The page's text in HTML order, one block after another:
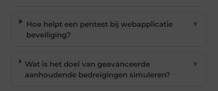
Hoe helpt een pentest bij webapplicatie
beveiliging?
▼
Wat is het doel van geavanceerde
aanhoudende bedreigingen simuleren?
▼